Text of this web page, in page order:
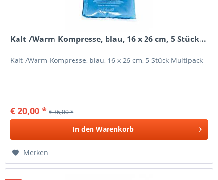
Kalt-/Warm-Kompresse, blau, 16 x 26 cm, 5 Stück...
Kalt-/Warm-Kompresse, blau, 16 x 26 cm, 5 Stück Multipack
€ 20,00 * € 36,00 *
In den Warenkorb
Merken